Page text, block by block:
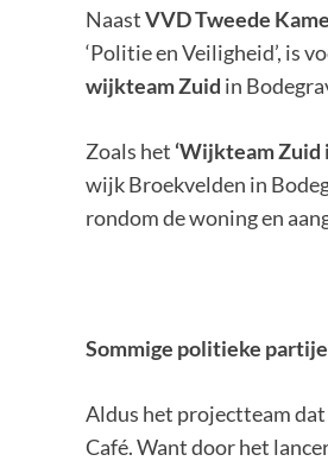
NaastVVD Tweede
‘Politie en Veiligheid’, is
wijkteam Zuid in
Zoals het ‘Wijkteam Zuid
wijk Broekvelden in
rondom de woning en
Sommige politieke
Aldus het projectteam
Café. Want door het